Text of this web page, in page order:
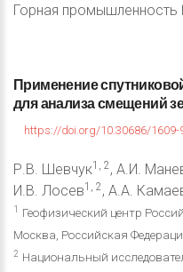
Горная
Применение
дляанализасмещений
https://doi.org/10.30686/1609-
Р.В. Шевчук1, 2 , А.И.
И.В. Лосев1, 2 , А.А.
1 Геофизический центр
Москва, Российская
2 Национальный